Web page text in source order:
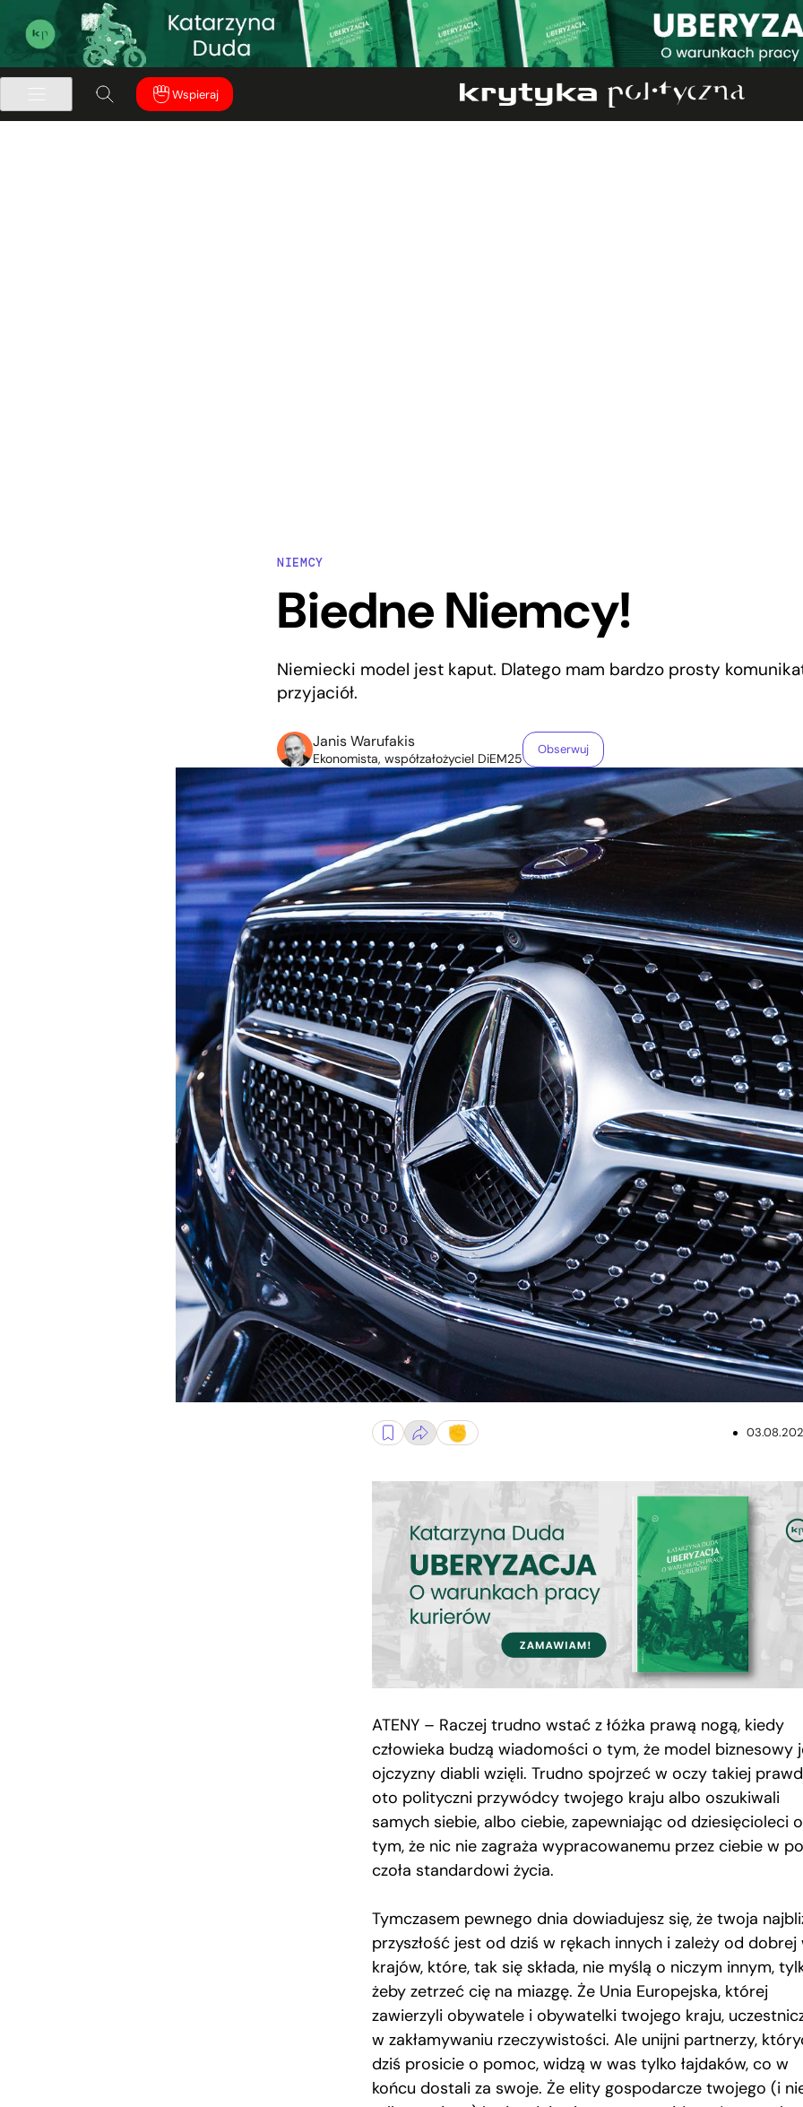
Wspieraj
NIEMCY
Biedne Niemcy!
Niemiecki model jest kaput. Dlatego mam bardzo prosty
przyjaciół.
Janis Warufakis
Ekonomista, współzałożyciel DiEM25
Obserwuj
ATENY – Raczej trudno wstać z łóżka prawą nogą, kiedy
człowieka budzą wiadomości o tym, że model biznesowy
ojczyzny diabli wzięli. Trudno spojrzeć w oczy takiej
oto polityczni przywódcy twojego kraju albo oszukiwali
samych siebie, albo ciebie, zapewniając od dziesięcioleci o
tym, że nic nie zagraża wypracowanemu przez ciebie w
czoła standardowi życia.
Tymczasem pewnego dnia dowiadujesz się, że twoja
przyszłość jest od dziś w rękach innych i zależy od dobrej
krajów, które, tak się składa, nie myślą o niczym innym,
żeby zetrzeć cię na miazgę. Że Unia Europejska, której
zawierzyli obywatele i obywatelki twojego kraju,
w zakłamywaniu rzeczywistości. Ale unijni partnerzy,
dziś prosicie o pomoc, widzą w was tylko łajdaków, co w
końcu dostali za swoje. Że elity gospodarcze twojego (i